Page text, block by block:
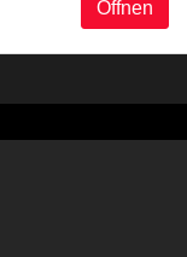
Öffnen